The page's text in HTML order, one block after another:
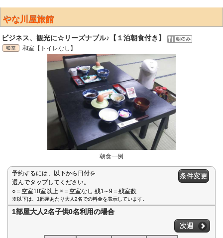
やな川屋旅館
ビジネス、観光に☆リーズナブル♪【１泊朝食付き】
和室【トイレなし】
朝食一例
予約するには、以下から日付を
選んでタップしてください。
○＝空室10室以上 ×＝空室なし 残1∼9＝残室数
条件変更
※以下は、1部屋あたり大人2名での料金を表示しています。
1部屋大人2名子供0名利用の場合
次週